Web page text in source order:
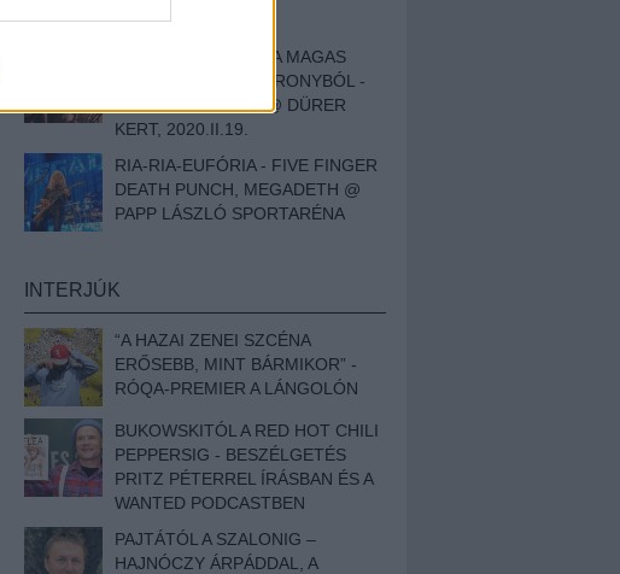
DOKUMENTUMFILM
MÉLY FÉRFIBÁNAT A MAGAS
ELEFÁNTCSONTTORONYBÓL -
LEPROUS, KLONE @ DÜRER
KERT, 2020.II.19.
RIA-RIA-EUFÓRIA - FIVE FINGER
DEATH PUNCH, MEGADETH @
PAPP LÁSZLÓ SPORTARÉNA
INTERJÚK
“A HAZAI ZENEI SZCÉNA
ERŐSEBB, MINT BÁRMIKOR” -
RÓQA-PREMIER A LÁNGOLÓN
BUKOWSKITÓL A RED HOT CHILI
PEPPERSIG - BESZÉLGETÉS
PRITZ PÉTERREL ÍRÁSBAN ÉS A
WANTED PODCASTBEN
PAJTÁTÓL A SZALONIG –
HAJNÓCZY ÁRPÁDDAL, A